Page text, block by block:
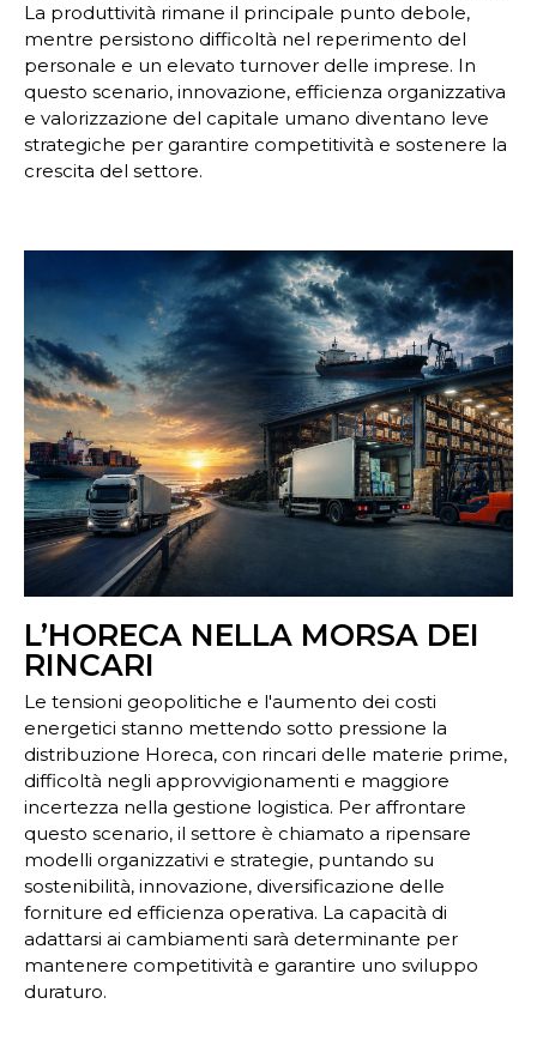
La produttività rimane il principale punto debole,
mentre persistono difficoltà nel reperimento del
personale e un elevato turnover delle imprese. In
questo scenario, innovazione, efficienza organizzativa
e valorizzazione del capitale umano diventano leve
strategiche per garantire competitività e sostenere la
crescita del settore.
L’HORECA NELLA MORSA DEI
RINCARI
Le tensioni geopolitiche e l'aumento dei costi
energetici stanno mettendo sotto pressione la
distribuzione Horeca, con rincari delle materie prime,
difficoltà negli approvvigionamenti e maggiore
incertezza nella gestione logistica. Per affrontare
questo scenario, il settore è chiamato a ripensare
modelli organizzativi e strategie, puntando su
sostenibilità, innovazione, diversificazione delle
forniture ed efficienza operativa. La capacità di
adattarsi ai cambiamenti sarà determinante per
mantenere competitività e garantire uno sviluppo
duraturo.